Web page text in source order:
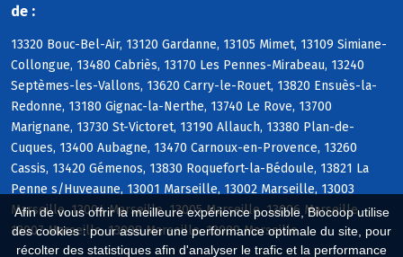
Afin de vous offrir la meilleure expérience possible, Biocoop utilise
des cookies : pour assurer une performance optimale du site, pour
récolter des statistiques afin d'analyser le trafic et la performance
de :
13320 Bouc-Bel-Air, 13120 Gardanne, 13105 Mimet, 13109 Simiane-
Collongue, 13480 Cabriès, 13170 Les Pennes-Mirabeau, 13240
Septèmes-les-Vallons, 13620 Carry-le-Rouet, 13820 Ensuès-la-
Redonne, 13180 Gignac-la-Nerthe, 13740 Le Rove, 13700
Marignane, 13730 St-Victoret, 13190 Allauch, 13380 Plan-de-
Cuques, 13400 Aubagne, 13470 Carnoux-en-Provence, 13260
Cassis, 13420 Gémenos, 13830 Roquefort-la-Bédoule, 13821 La
Penne s/Huveaune, 13001 Marseille, 13002 Marseille, 13003
Marseille, 13004 Marseille, 13005 Marseille, 13006 Marseille,
13007 Marseille, 13008 Marseille, 13009 Marseille